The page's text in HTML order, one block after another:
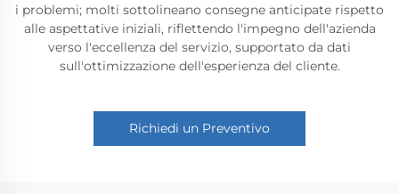
i problemi; molti sottolineano consegne anticipate rispetto
alle aspettative iniziali, riflettendo l'impegno dell'azienda
verso l'eccellenza del servizio, supportato da dati
sull'ottimizzazione dell'esperienza del cliente.
Richiedi un Preventivo